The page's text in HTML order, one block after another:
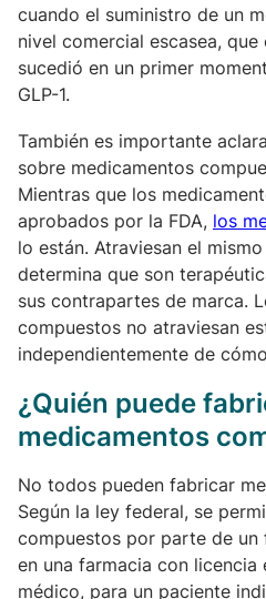
cuando el suministro de un
nivel comercial escasea,
sucedió en un primer
GLP-1.
También es importante
sobre medicamentos
Mientras que los
aprobados por la FDA, los
lo están. Atraviesan el
determina que son
sus contrapartes de marca.
compuestos no atraviesan
independientemente de
¿Quién puede
medicamentos
No todos pueden fabricar
Según la ley federal, se
compuestos por parte de
en una farmacia con
médico, para un paciente